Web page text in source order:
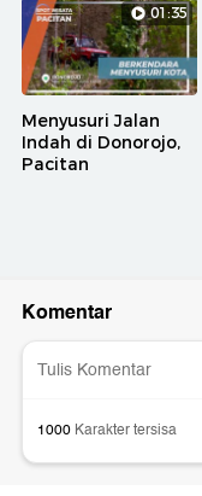
01:35
Menyusuri Jalan
Indah di Donorojo,
Pacitan